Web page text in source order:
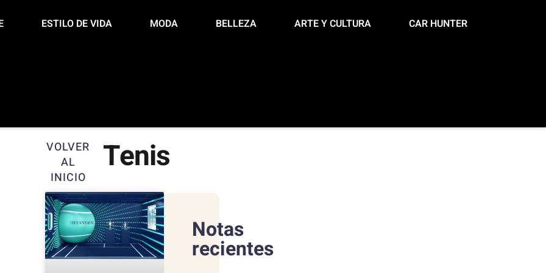
ESTILO DE VIDA MODA BELLEZA ARTE Y CULTURA CAR HUNTER
VOLVER
AL
INICIO
Tenis
Notas
recientes